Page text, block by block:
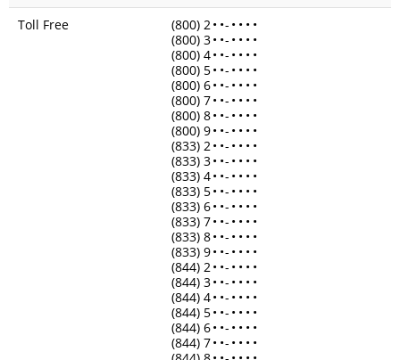
Toll Free
(800) 2• •- • • • •
(800) 3• •- • • • •
(800) 4• •- • • • •
(800) 5• •- • • • •
(800) 6• •- • • • •
(800) 7• •- • • • •
(800) 8• •- • • • •
(800) 9• •- • • • •
(833) 2• •- • • • •
(833) 3• •- • • • •
(833) 4• •- • • • •
(833) 5• •- • • • •
(833) 6• •- • • • •
(833) 7• •- • • • •
(833) 8• •- • • • •
(833) 9• •- • • • •
(844) 2• •- • • • •
(844) 3• •- • • • •
(844) 4• •- • • • •
(844) 5• •- • • • •
(844) 6• •- • • • •
(844) 7• •- • • • •